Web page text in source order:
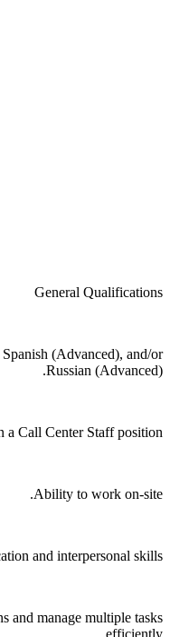
General Qualifications
(Advanced), and/or
Russian (Advanced).
Call Center Staff position.
Ability to work on-site.
and interpersonal skills.
and manage multiple tasks
efficiently.